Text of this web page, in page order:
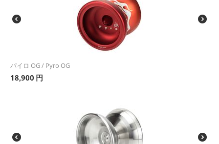
パイロ OG / Pyro OG
18,900 円